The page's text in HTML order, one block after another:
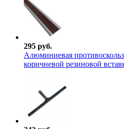
295 руб.
Алюминиевая
коричневой резиновой